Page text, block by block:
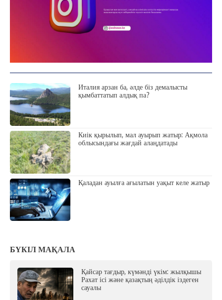
ӘЛЕУМЕТ
ФОТО ДӘЙЕК
14.3 C Kokshetau
Жоба туралы Байланыс
Италия арзан ба, әлде біз демалысты
қымбаттатып алдық па?
Киік қырылып, мал ауырып жатыр: Ақмола
облысындағы жағдай алаңдатады
Қаладан ауылға ағылатын уақыт келе жатыр
БҮКІЛ МАҚАЛА
Қайсар тағдыр, күмәнді үкім: жылқышы
Рахат ісі және қазақтың әділдік іздеген
сауалы